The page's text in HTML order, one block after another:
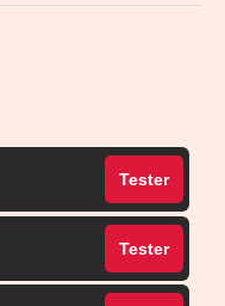
Tester
Tester